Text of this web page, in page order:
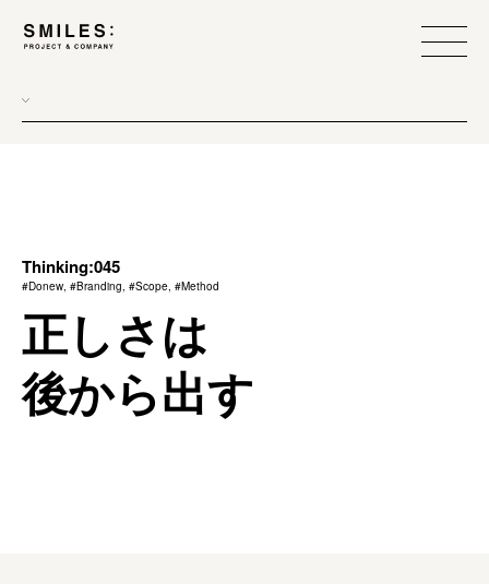
scope
team management
method
Thinking:045
#Donew, #Branding, #Scope, #Method
正しさは
後から出す